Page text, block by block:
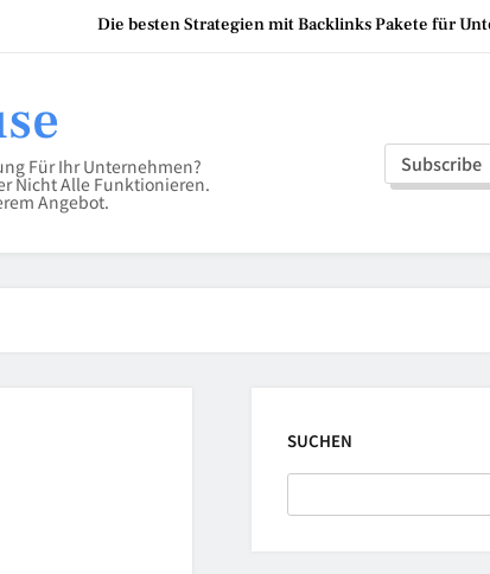
Kinderbodenbett – der sichere und selbstständige Start ins
Scheren Stehtisch in 110 cm hoch – die perfekte Lösung für
Die besten Strategien mit Backlinks Pakete für
Für Ihr Unternehmen?
Nicht Alle Funktionieren.
Angebot.
Subscribe
SUCHEN